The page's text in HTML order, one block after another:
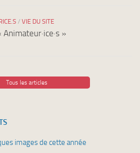
/ VIE DU SITE
»
Tous les articles
images de cette année